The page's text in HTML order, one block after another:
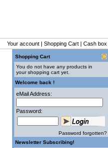
Your account | Shopping Cart | Cash box
Shopping Cart
You do not have any products in
your shopping cart yet.
Welcome back !
eMail Address:
Password:
Password forgotten?
Newsletter Subscribing!